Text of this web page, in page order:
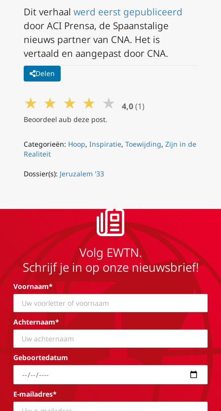
Dit verhaal werd eerst gepubliceerd
door ACI Prensa, de Spaanstalige
nieuws partner van CNA. Het is
vertaald en aangepast door CNA.
Delen
★ ★ ★ ★ ★ 4,0 (1)
Beoordeel aub deze post.
Categorieën: Hoop, Inspiratie, Toewijding, Zijn in de
Realiteit
Dossier(s): Jeruzalem '33
Volg EWTN.
Schrijf je in op onze nieuwsbrief!
Voornaam*
Achternaam*
Geboortedatum
E-mailadres*